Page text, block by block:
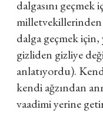
dalgasını geçmek
dalga geçmek
gizliden gizliye
anlatıyordu).
kendi ağzından
vaadimi yerine